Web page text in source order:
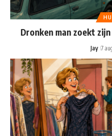
Dronken man zoekt
Jay 7